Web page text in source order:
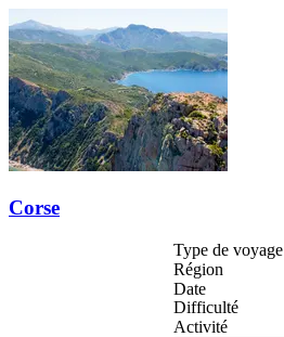
Corse
Type de voyage
Région
Date
Difficulté
Activité